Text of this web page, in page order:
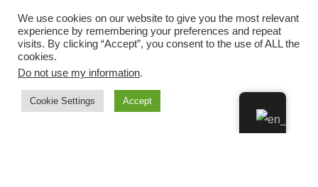
We use cookies on our website to give you the most relevant
experience by remembering your preferences and repeat
visits. By clicking “Accept”, you consent to the use of ALL the
cookies.
Do not use my information.
Cookie Settings Accept